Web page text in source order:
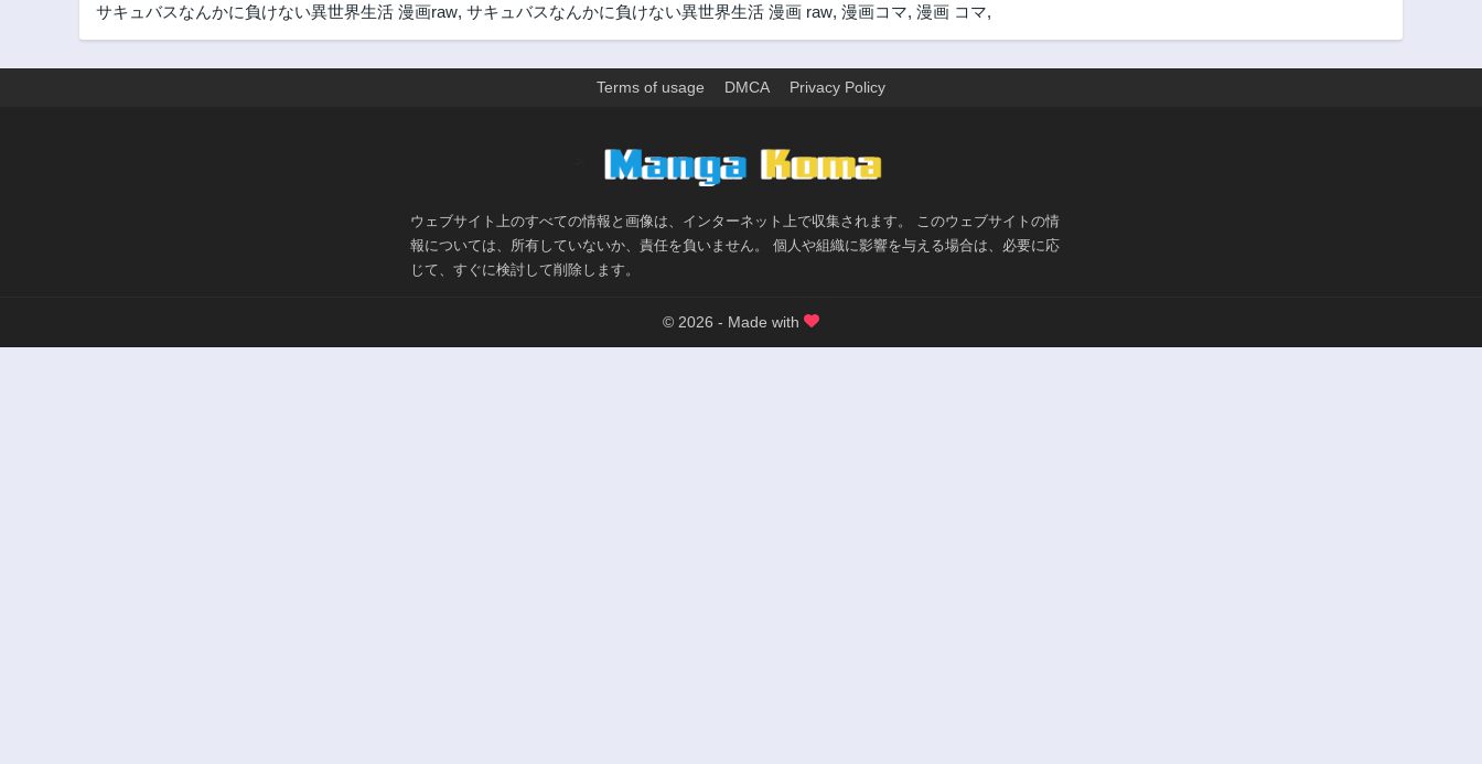
サキュバスなんかに負けない異世界生活 漫画raw, サキュバスなんかに負けない異世界生活 漫画 raw, 漫画コマ, 漫画 コマ,
Terms of usage DMCA Privacy Policy
ウェブサイト上のすべての情報と画像は、インターネット上で収集されます。 このウェブサイトの情
報については、所有していないか、責任を負いません。 個人や組織に影響を与える場合は、必要に応
じて、すぐに検討して削除します。
© 2026 - Made with